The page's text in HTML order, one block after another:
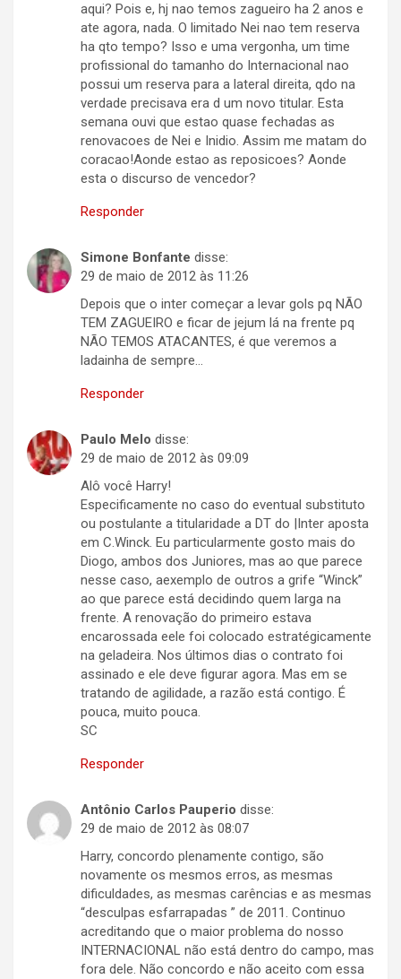
aqui? Pois e, hj nao temos zagueiro ha 2 anos e
ate agora, nada. O limitado Nei nao tem reserva
ha qto tempo? Isso e uma vergonha, um time
profissional do tamanho do Internacional nao
possui um reserva para a lateral direita, qdo na
verdade precisava era d um novo titular. Esta
semana ouvi que estao quase fechadas as
renovacoes de Nei e Inidio. Assim me matam do
coracao!Aonde estao as reposicoes? Aonde
esta o discurso de vencedor?
Responder
Simone Bonfante disse:
29 de maio de 2012 às 11:26
Depois que o inter começar a levar gols pq NÃO
TEM ZAGUEIRO e ficar de jejum lá na frente pq
NÃO TEMOS ATACANTES, é que veremos a
ladainha de sempre…
Responder
Paulo Melo disse:
29 de maio de 2012 às 09:09
Alô você Harry!
Especificamente no caso do eventual substituto
ou postulante a titularidade a DT do |Inter aposta
em C.Winck. Eu particularmente gosto mais do
Diogo, ambos dos Juniores, mas ao que parece
nesse caso, aexemplo de outros a grife “Winck”
ao que parece está decidindo quem larga na
frente. A renovação do primeiro estava
encarossada eele foi colocado estratégicamente
na geladeira. Nos últimos dias o contrato foi
assinado e ele deve figurar agora. Mas em se
tratando de agilidade, a razão está contigo. É
pouca, muito pouca.
SC
Responder
Antônio Carlos Pauperio disse:
29 de maio de 2012 às 08:07
Harry, concordo plenamente contigo, são
novamente os mesmos erros, as mesmas
dificuldades, as mesmas carências e as mesmas
“desculpas esfarrapadas ” de 2011. Continuo
acreditando que o maior problema do nosso
INTERNACIONAL não está dentro do campo, mas
fora dele. Não concordo e não aceito com essa